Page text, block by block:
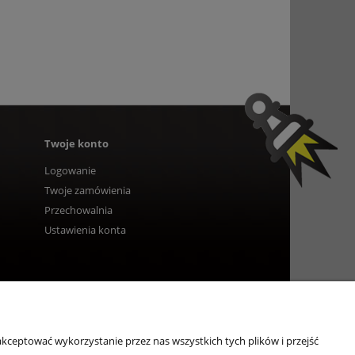
Twoje konto
Logowanie
Twoje zamówienia
Przechowalnia
Ustawienia konta
wykorzystanie przez nas wszystkich tych plików i przejść